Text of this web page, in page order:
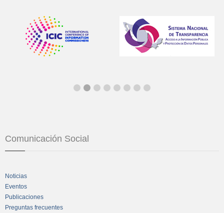
Comunicación Social
Noticias
Eventos
Publicaciones
Preguntas frecuentes